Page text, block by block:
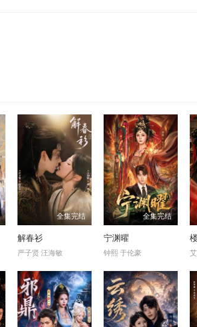
全集完结
解春衫
严子贤 汪海敏
全集完结
宁渊曜
钟熙 于伦豪